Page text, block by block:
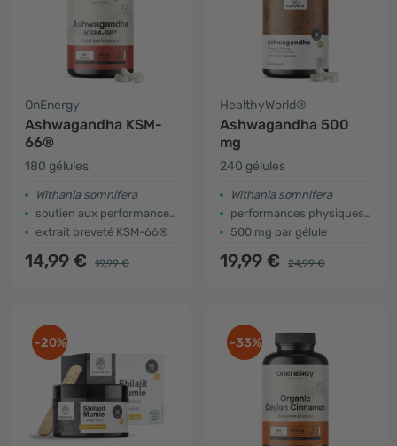
OnEnergy
Ashwagandha KSM-
66®
180 gélules
Withania somnifera
soutien aux performances physiques et mentales
extrait breveté KSM-66®
14,99 € 19,99 €
HealthyWorld®
Ashwagandha 500
mg
240 gélules
Withania somnifera
performances physiques et mentales
500 mg par gélule
19,99 € 24,99 €
-20% -33%